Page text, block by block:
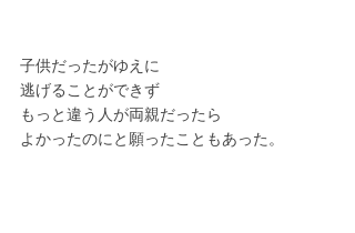
子供だったがゆえに
逃げることができず
もっと違う人が両親だったら
よかったのにと願ったこともあった。